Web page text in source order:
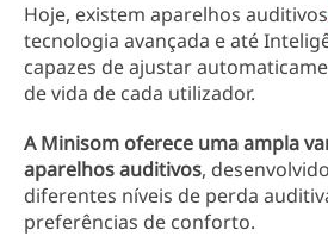
Hoje, existem aparelhos auditivos
tecnologia avançada e até
capazes de ajustar
de vida de cada utilizador.
A Minisom oferece uma ampla
aparelhos auditivos,
diferentes níveis de perda
preferências de conforto.